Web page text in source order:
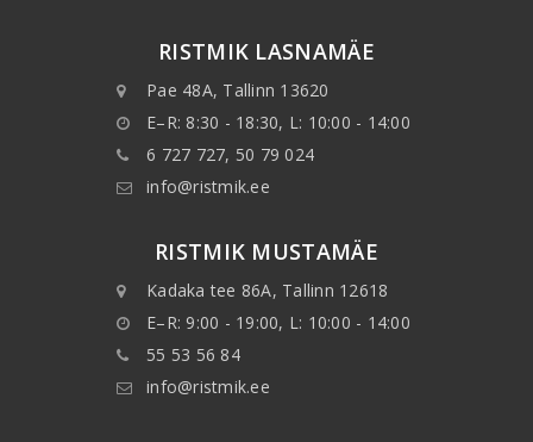
RISTMIK LASNAMÄE
Pae 48A, Tallinn 13620
E–R: 8:30 - 18:30, L: 10:00 - 14:00
6 727 727, 50 79 024
info@ristmik.ee
RISTMIK MUSTAMÄE
Kadaka tee 86A, Tallinn 12618
E–R: 9:00 - 19:00, L: 10:00 - 14:00
55 53 56 84
info@ristmik.ee